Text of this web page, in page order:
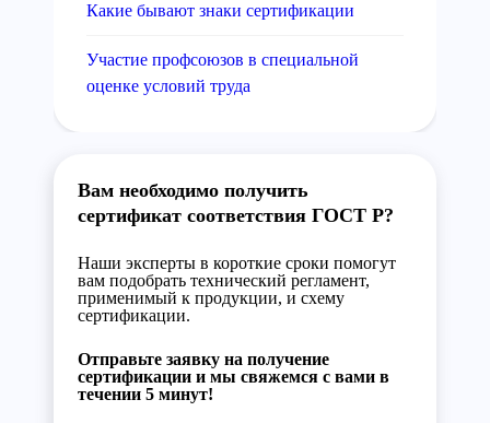
Какие бывают знаки сертификации
Участие профсоюзов в специальной
оценке условий труда
Вам необходимо получить
сертификат соответствия ГОСТ Р?
Наши эксперты в короткие сроки помогут
вам подобрать технический регламент,
применимый к продукции, и схему
сертификации.
Отправьте заявку на получение
сертификации и мы свяжемся с вами в
течении 5 минут!